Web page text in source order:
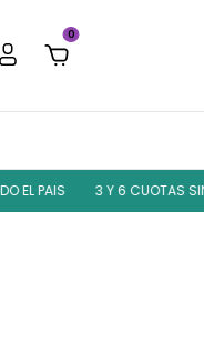
0
PAIS 3 Y 6 CUOTAS SIN